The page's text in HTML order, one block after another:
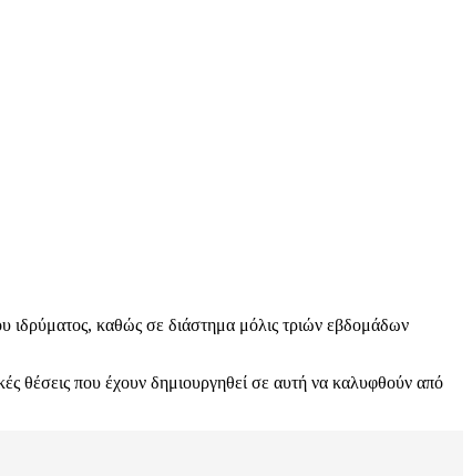
ιδρύματος, καθώς σε διάστημα μόλις τριών εβδομάδων
θέσεις που έχουν δημιουργηθεί σε αυτή να καλυφθούν από